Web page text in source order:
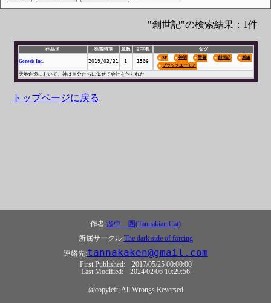
"創世記"の検索結果：1件
作品名 発表時期 章数 文字数 タグ
Genesis Inc. 2019/03/31 1 1506
SF 神話 聖書 創世記
掌編
ブラックユーモア
天地創造において、神は自分たちに似せて会社を作られた
トップページに戻る
作者:淡中 圏(Tannakian Cat)
所属サークル:The dark side of forcing
連絡先:tannakaken@gmail.com
First Published:
2017/05/25 00:00:00
Last Modified:
2024/02/06 10:29:56
@copyleft; All Wrongs Reversed